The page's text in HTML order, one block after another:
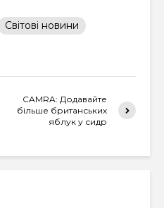
Світові новини
CAMRA: Додавайте
більше британських
яблук у сидр